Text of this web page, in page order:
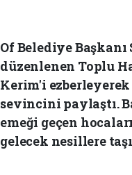
Of Belediye
düzenlenen Toplu
Kerim'i
sevincini paylaştı.
emeği geçen
gelecek nesillere